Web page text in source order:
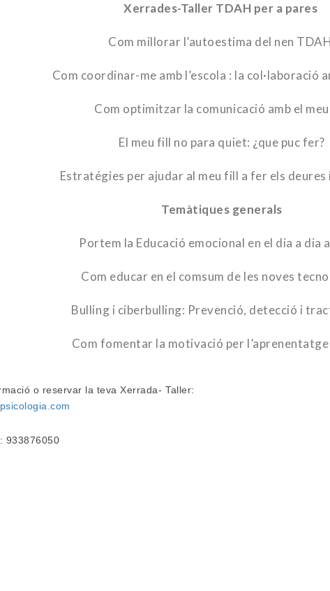
Xerrades-Taller TDAH per a pares
Com millorar l’autoestima del nen
Com coordinar-me amb l’escola : la col·laboració
Com optimitzar la comunicació amb el
El meu fill no para quiet: ¿que puc fer?
Estratégies per ajudar al meu fill a fer els deures
Temàtiques generals
Portem la Educació emocional en el dia a dia a
Com educar en el comsum de les noves
Bulling i ciberbulling: Prevenció, detecció i
Com fomentar la motivació per l’aprenentatge
o reservar la teva Xerrada- Taller:
933876050